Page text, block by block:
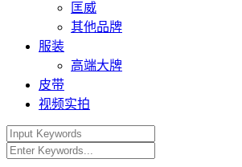
匡威
其他品牌
服装
高端大牌
皮带
视频实拍